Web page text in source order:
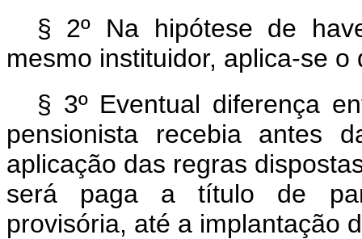
§ 2º Na hipótese de
mesmo instituidor, aplica-se o
§ 3º Eventual diferença
pensionista recebia antes
aplicação das regras
será paga a título de
provisória, até a implantação